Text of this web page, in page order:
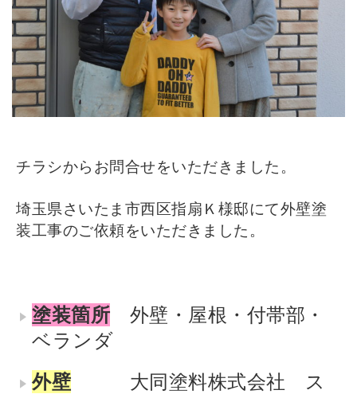
チラシからお問合せをいただきました。
埼玉県さいたま市西区指扇Ｋ様邸にて外壁塗
装工事のご依頼をいただきました。
塗装箇所 外壁・屋根・付帯部・
ベランダ
外壁
大同塗料株式会社 ス